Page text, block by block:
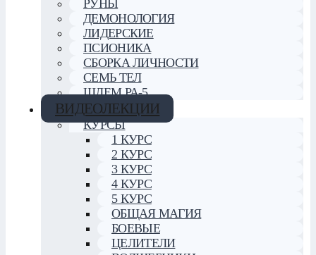
РУНЫ
ДЕМОНОЛОГИЯ
ЛИДЕРСКИЕ
ПСИОНИКА
СБОРКА ЛИЧНОСТИ
СЕМЬ ТЕЛ
ШЛЕМ РА-5
ВИДЕОЛЕКЦИИ
КУРСЫ
1 КУРС
2 КУРС
3 КУРС
4 КУРС
5 КУРС
ОБЩАЯ МАГИЯ
БОЕВЫЕ
ЦЕЛИТЕЛИ